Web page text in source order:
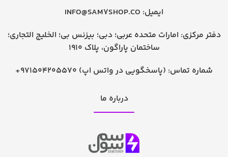
ایمیل: INFO@SAM7SHOP.CO
دفتر مرکزی: امارات متحده عربی؛ دبی؛ بیزنس بی؛ الخلیج التجاری؛
ساختمان پاراگون، پلاک 1910
شماره تماس: +971504205570 (پاسخگویی در واتس اپ)
درباره ما